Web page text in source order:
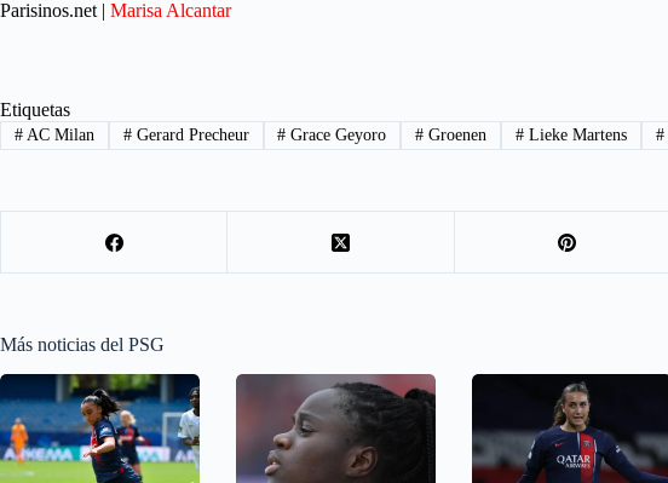
Parisinos.net | Marisa Alcantar
Etiquetas
#AC Milan #Gerard Precheur # Grace Geyoro # Groenen # Lieke Martens #
Más noticias del PSG